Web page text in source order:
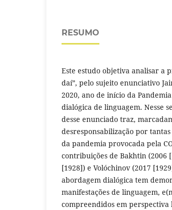
RESUMO
Este estudo objetiva analisar a
daí”, pelo sujeito enunciativo
2020, ano de início da
dialógica de linguagem. Nesse
desse enunciado traz,
desresponsabilização por
da pandemia provocada pela
contribuições de Bakhtin (2006
[1928]) e Volóchinov (2017
abordagem dialógica tem
manifestações de linguagem,
compreendidos em